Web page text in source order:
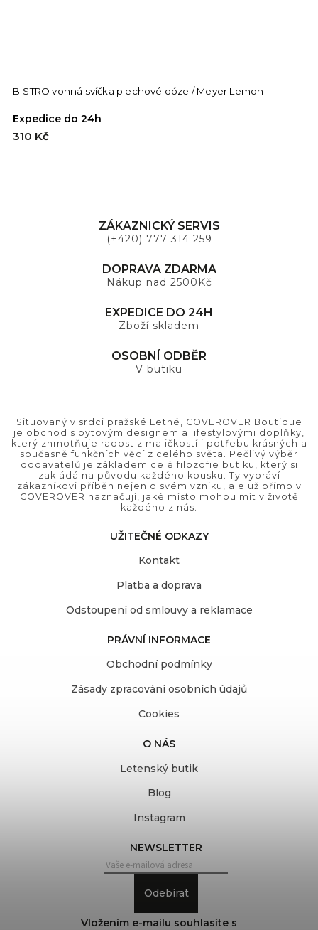
BISTRO vonná svíčka plechové dóze / Meyer Lemon
Expedice do 24h
310 Kč
ZÁKAZNICKÝ SERVIS
(+420) 777 314 259
DOPRAVA ZDARMA
Nákup nad 2500Kč
EXPEDICE DO 24H
Zboží skladem
OSOBNÍ ODBĚR
V butiku
Situovaný v srdci pražské Letné, COVEROVER Boutique
je obchod s bytovým designem a lifestylovými doplňky,
který zhmotňuje radost z maličkostí i potřebu krásných a
současně funkčních věcí z celého světa. Pečlivý výběr
dodavatelů je základem celé filozofie butiku, který si
zakládá na původu každého kousku. Ty vypráví
zákazníkovi příběh nejen o svém vzniku, ale už přímo v
COVEROVER naznačují, jaké místo mohou mít v životě
každého z nás.
UŽITEČNÉ ODKAZY
Kontakt
Platba a doprava
Odstoupení od smlouvy a reklamace
PRÁVNÍ INFORMACE
Obchodní podmínky
Zásady zpracování osobních údajů
Cookies
O NÁS
Letenský butik
Blog
Instagram
NEWSLETTER
Odebírat
Vložením e-mailu souhlasíte s